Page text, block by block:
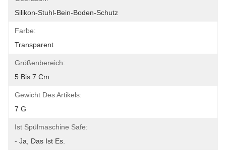
Silikon-Stuhl-Bein-Boden-Schutz
Farbe:
Transparent
Größenbereich:
5 Bis 7 Cm
Gewicht Des Artikels:
7 G
Ist Spülmaschine Safe:
- Ja, Das Ist Es.